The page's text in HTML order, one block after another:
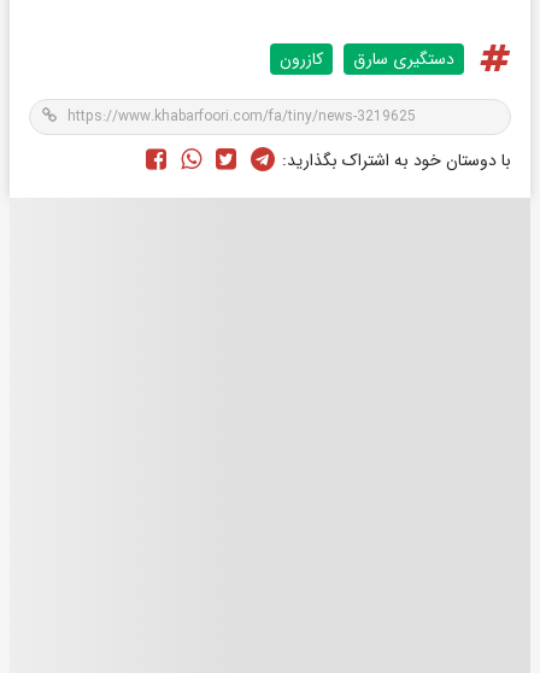
دستگیری سارق کازرون
با دوستان خود به اشتراک بگذارید: